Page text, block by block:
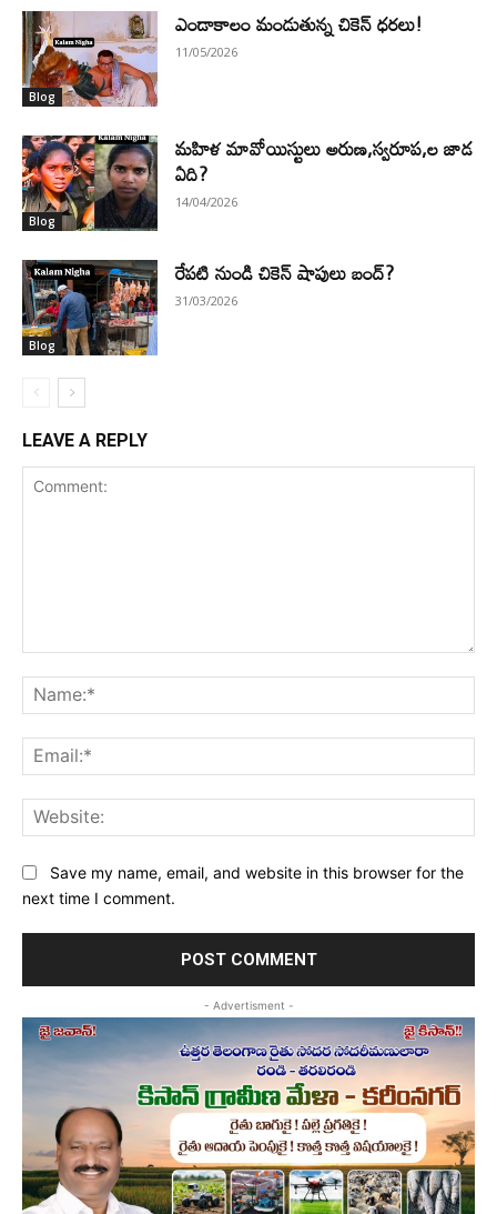
Blog
ఎండాకాలం మండుతున్న చికెన్ ధరలు!
11/05/2026
Blog
మహిళ మావోయిస్టులు అరుణ,స్వరూప,ల జాడ
ఏది?
14/04/2026
Blog
రేపటి నుండి చికెన్ షాపులు బంద్?
31/03/2026
LEAVE A REPLY
Save my name, email, and website in this browser for the
next time I comment.
- Advertisment -